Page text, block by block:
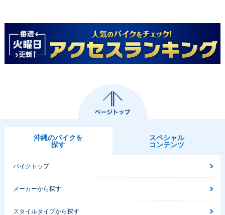
沖縄のバイクを
探す
スペシャル
コンテンツ
バイクトップ
メーカーから探す
スタイルタイプから探す